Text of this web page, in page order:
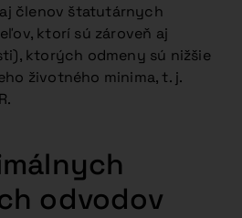
členov štatutárnych
ktorí sú zároveň aj
ktorých odmeny sú nižšie
životného minima, t. j.
odvodov